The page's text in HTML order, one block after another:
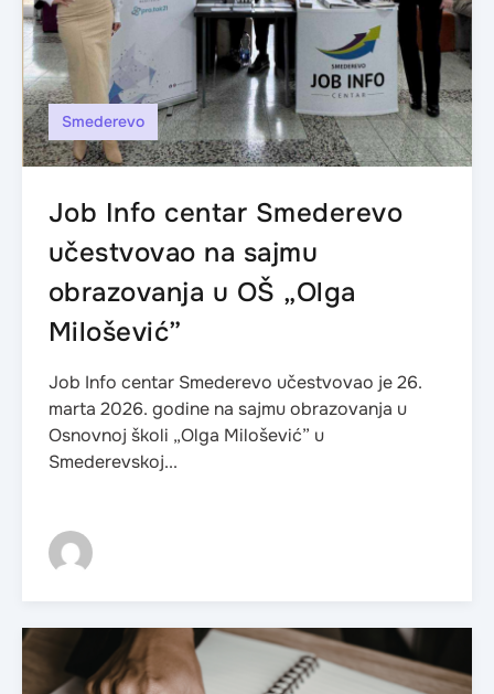
Smederevo
Job Info centar Smederevo
učestvovao na sajmu
obrazovanja u OŠ „Olga
Milošević”
Job Info centar Smederevo učestvovao je 26.
marta 2026. godine na sajmu obrazovanja u
Osnovnoj školi „Olga Milošević” u
Smederevskoj...